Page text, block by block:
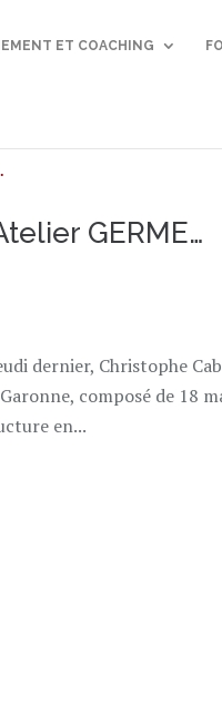
ET COACHING
GERME…
dernier, Christophe
composé de 18
en...